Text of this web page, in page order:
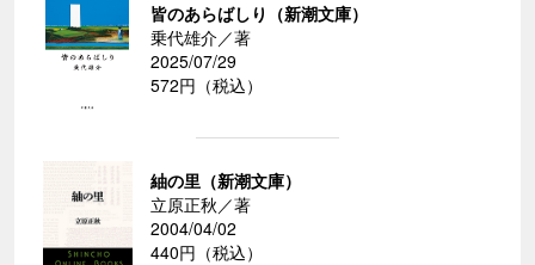
皆のあらばしり（新潮文庫）
乗代雄介／著
2025/07/29
572円（税込）
紬の里（新潮文庫）
立原正秋／著
2004/04/02
440円（税込）